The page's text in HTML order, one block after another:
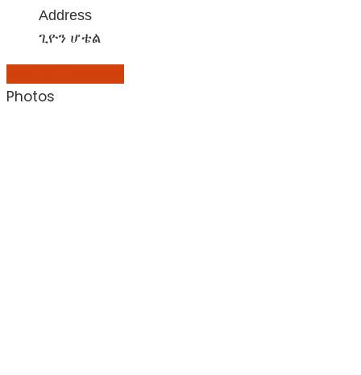
Address
ጊዮን ሆቴል
Photos